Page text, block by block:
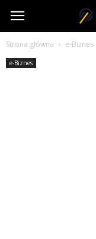
360interactive.pl
Strona główna e-Biznes
e-Biznes